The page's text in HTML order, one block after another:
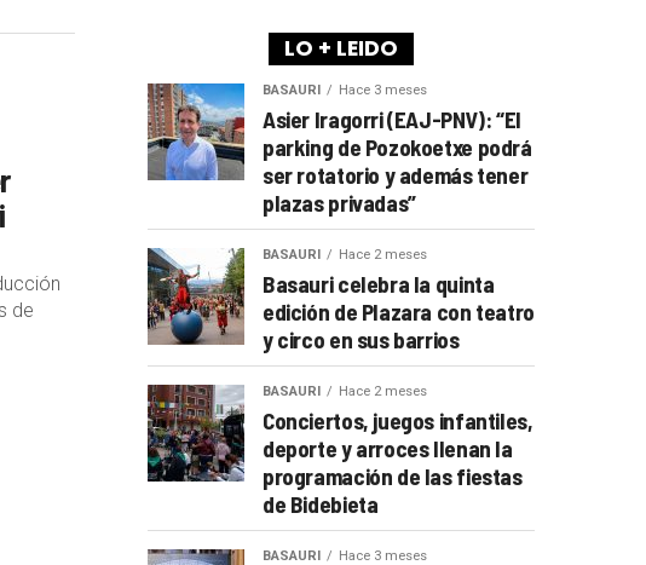
de
LO + LEIDO
BASAURI Hace 3 meses
Asier Iragorri (EAJ-PNV): “El
parking de Pozokoetxe podrá
ser rotatorio y además tener
plazas privadas”
BASAURI Hace 2 meses
Basauri celebra la quinta
edición de Plazara con teatro
y circo en sus barrios
BASAURI Hace 2 meses
Conciertos, juegos infantiles,
deporte y arroces llenan la
programación de las fiestas
de Bidebieta
BASAURI Hace 3 meses